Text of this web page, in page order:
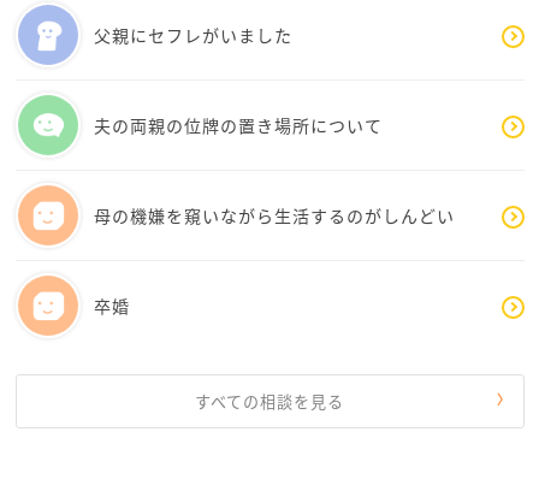
お母様の望んだ◯◯◯にお勤めされているそうです
よ。
けれども辞めたくてパートに変わるなら、その時にお
母様から罵られたとしても「◯◯◯以外に就職するな
ら縁を切るって言われてきたから、これで縁切りだ
ね。良かったね」とでも言い返せばいいんじゃないで
すか、冷静に。
父親にセフレがいました
夫の両親の位牌の置き場所について
母の機嫌を窺いながら生活するのがしんどい
卒婚
すべての相談を見る